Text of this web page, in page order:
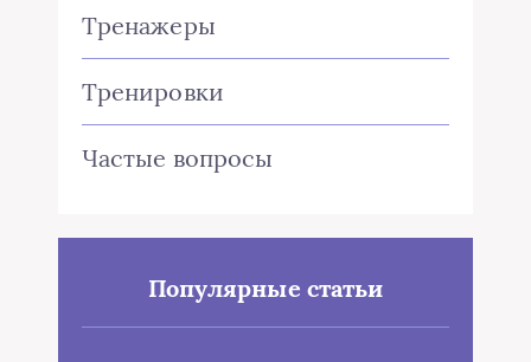
Тренажеры
Тренировки
Частые вопросы
Популярные статьи